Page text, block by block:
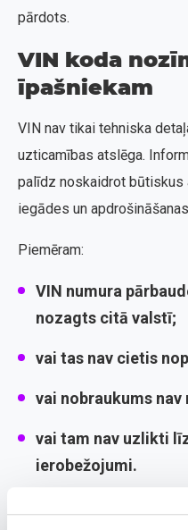
pārdots.
VIN koda
īpašniekam
VIN nav tikai tehniska
uzticamības atslēga.
palīdz noskaidrot būtiskus
iegādes un
Piemēram:
VIN numura
nozagts citā valstī;
vai tas nav cietis
vai nobraukums nav
vai tam nav uzlikti
ierobežojumi.